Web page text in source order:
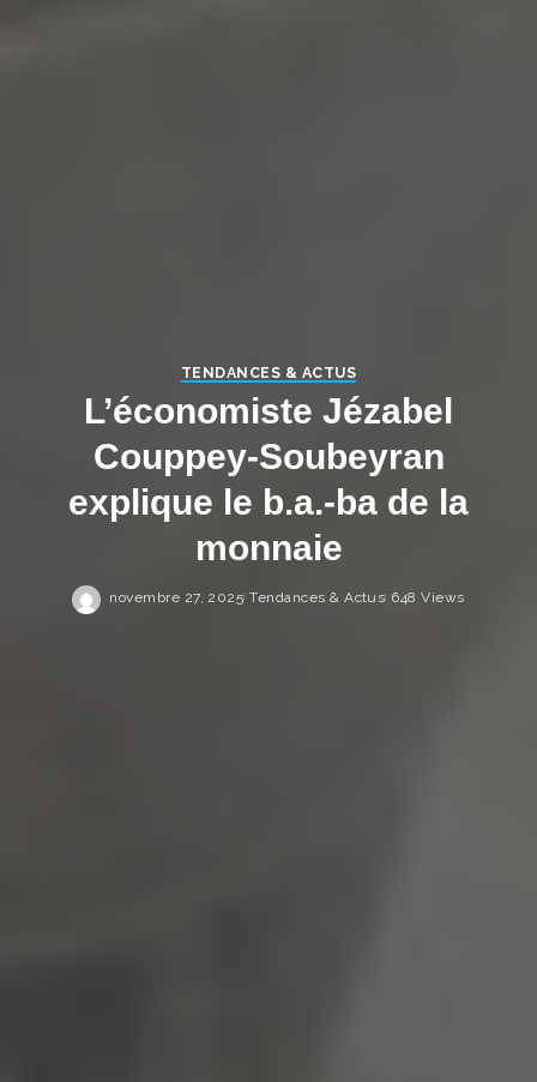
TENDANCES & ACTUS
L’économiste Jézabel
Couppey-Soubeyran
explique le b.a.-ba de la
monnaie
novembre 27, 2025 Tendances & Actus 648 Views